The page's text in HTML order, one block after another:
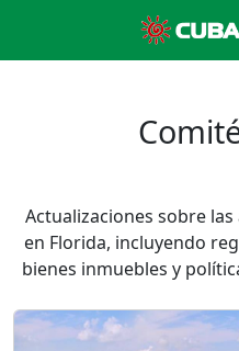
Actualizaciones sobre
en Florida, incluyendo
bienes inmuebles y